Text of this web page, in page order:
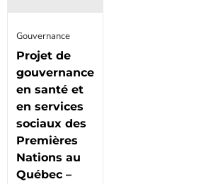
Gouvernance
Projet de
gouvernance
en santé et
en services
sociaux des
Premières
Nations au
Québec –